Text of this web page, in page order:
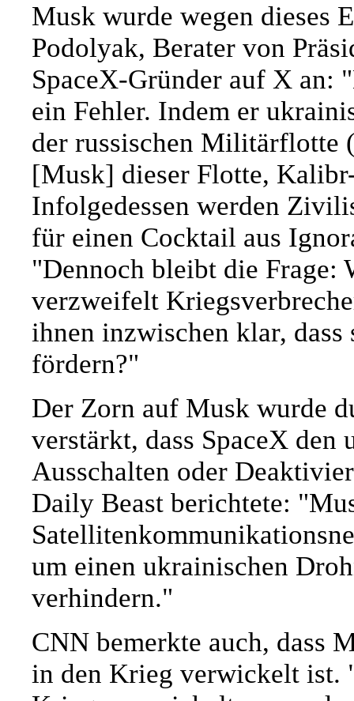
Musk wurde wegen dieses
Podolyak, Berater von
SpaceX-Gründer auf X an:
ein Fehler. Indem er
der russischen Militärflotte
[Musk] dieser Flotte,
Infolgedessen werden
für einen Cocktail aus
"Dennoch bleibt die Frage:
verzweifelt
ihnen inzwischen klar, dass
fördern?"
Der Zorn auf Musk wurde
verstärkt, dass SpaceX
Ausschalten oder
Daily Beast berichtete:
um einen ukrainischen
verhindern."
CNN bemerkte auch, dass
in den Krieg verwickelt ist.